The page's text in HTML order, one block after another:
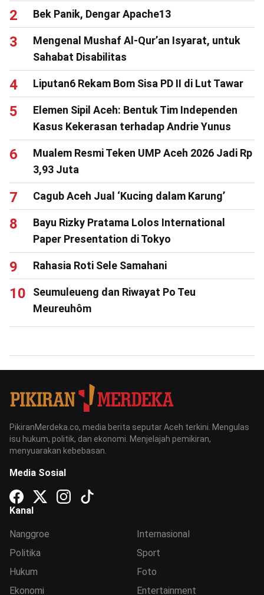
Bek Panik, Dengar Apache13
Mengenal Mushaf Al-Qur’an Isyarat, untuk
Sahabat Disabilitas
Liputan6 Rekam Bom Sisa PD II di Lut Tawar
Elemen Sipil Aceh: Bentuk Tim Independen
Kasus Kekerasan terhadap Andrie Yunus
Mualem Resmi Teken UMP Aceh 2026 Jadi Rp
3,93 Juta
Cagub Aceh Jual ‘Kucing dalam Karung’
Bayu Rizky Pratama Lolos International
Paper Presentation di Tokyo
Rahasia Roti Sele Samahani
Seumuleueng dan Riwayat Po Teu
Meureuhôm
PikiranMerdeka.co, media berita seputar Aceh terkini. Mengulas
isu hukum, politik, dan ekonomi. Menjelajah pemikiran,
menyuarakan kebebasan.
Media Sosial
Kanal
Nanggroe
Politika
Hukum
Ekonomi
Internasional
Sport
Foto
Entertainment